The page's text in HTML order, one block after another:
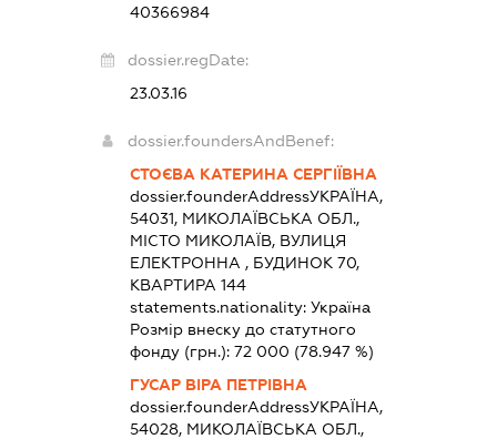
40366984
dossier.regDate:
23.03.16
dossier.foundersAndBenef:
СТОЄВА КАТЕРИНА СЕРГІЇВНА
dossier.founderAddressУКРАЇНА,
54031, МИКОЛАЇВСЬКА ОБЛ.,
МІСТО МИКОЛАЇВ, ВУЛИЦЯ
ЕЛЕКТРОННА , БУДИНОК 70,
КВАРТИРА 144
statements.nationality:Україна
Розмір внеску до статутного
фонду (грн.):72 000 (78.947 %)
ГУСАР ВІРА ПЕТРІВНА
dossier.founderAddressУКРАЇНА,
54028, МИКОЛАЇВСЬКА ОБЛ.,